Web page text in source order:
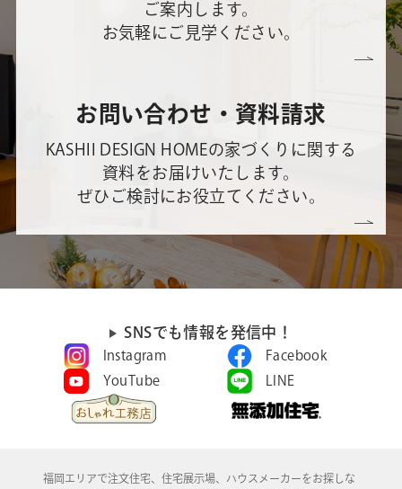
ご案内します。
お気軽にご見学ください。
お問い合わせ・資料請求
KASHII DESIGN HOMEの家づくりに関する
資料をお届けいたします。
ぜひご検討にお役立てください。
SNSでも情報を発信中！
Instagram
Facebook
YouTube
LINE
福岡エリアで注文住宅、住宅展示場、ハウスメーカーをお探しな